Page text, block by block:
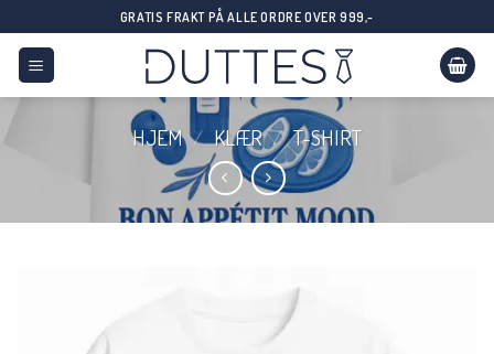
to
content
GRATIS FRAKT PÅ ALLE ORDRE OVER 999,-
HJEM / KLÆR / T-SHIRT